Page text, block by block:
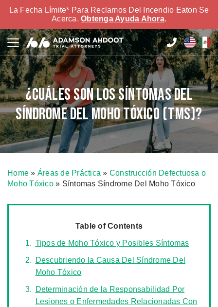
La Fecha Límite* Para Reclamos Del Incendio Eaton Se
Acerca. Obtenga Ayuda Ahora.
¿Cuáles Son Los Síntomas Del
Síndrome Del Moho Tóxico (TMS)?
Home » Áreas de Práctica » Construcción Defectuosa o
Moho Tóxico» Síntomas Síndrome Del Moho Tóxico
Table of Contents
Tipos de Moho Tóxico y Posibles Síntomas
Descubriendo la Causa Del Síndrome Del
Moho Tóxico
Determinación de la Responsabilidad Por
Lesiones o Enfermedades Relacionadas Con